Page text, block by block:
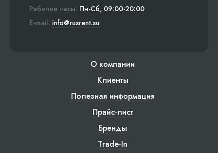
Рабочие часы: Пн-Сб, 09:00-20:00
E-mail: info@rusrent.su
О компании
Клиенты
Полезная информация
Прайс-лист
Бренды
Trade-In